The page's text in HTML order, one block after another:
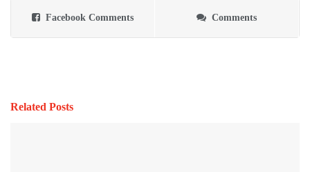
Facebook Comments Comments
Related Posts